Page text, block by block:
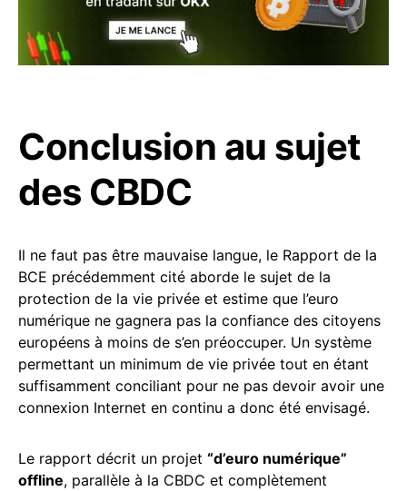
Conclusion au sujet
des CBDC
Il ne faut pas être mauvaise langue, le Rapport de la
BCE précédemment cité aborde le sujet de la
protection de la vie privée et estime que l’euro
numérique ne gagnera pas la confiance des citoyens
européens à moins de s’en préoccuper. Un système
permettant un minimum de vie privée tout en étant
suffisamment conciliant pour ne pas devoir avoir une
connexion Internet en continu a donc été envisagé.
Le rapport décrit un projet “d’euro numérique”
offline, parallèle à la CBDC et complètement